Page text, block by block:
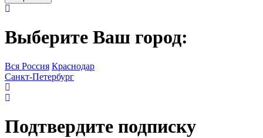
Выберите Ваш город:
Вся Россия Краснодар
Санкт-Петербург
Подтвердите подписку